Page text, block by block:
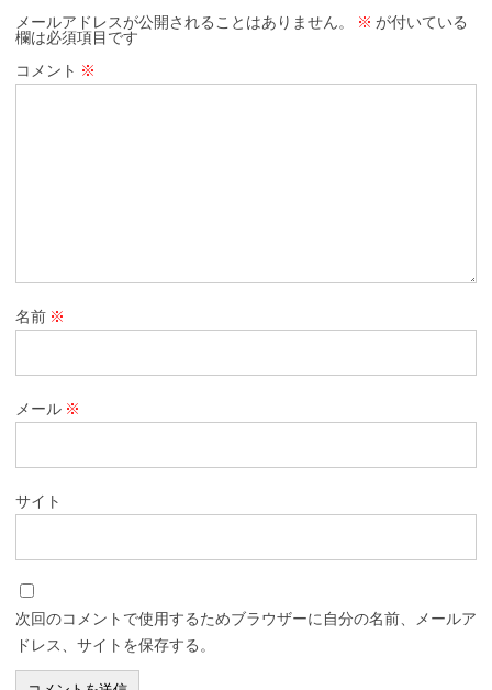
メールアドレスが公開されることはありません。 ※ が付いている
欄は必須項目です
コメント ※
名前 ※
メール ※
サイト
次回のコメントで使用するためブラウザーに自分の名前、メールア
ドレス、サイトを保存する。